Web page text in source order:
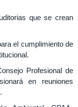
que se crean
el cumplimiento de
Profesional de
en reuniones